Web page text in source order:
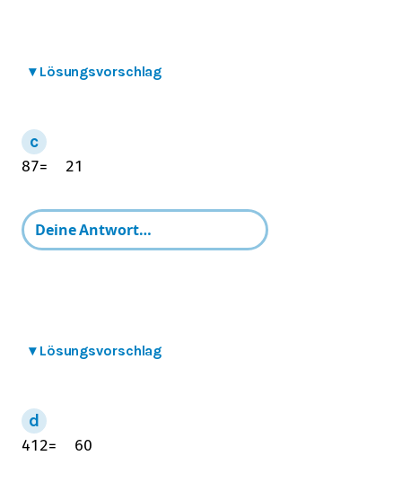
▾ Lösungsvorschlag
87= 21
▾ Lösungsvorschlag
412= 60